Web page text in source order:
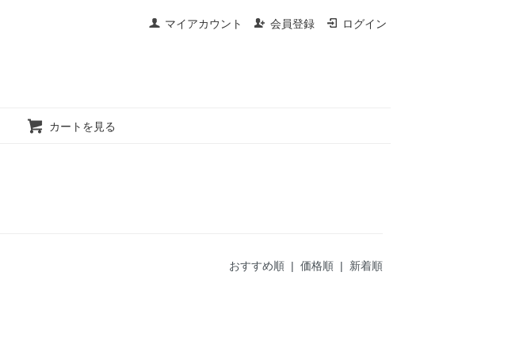
マイアカウント 会員登録 ログイン
カートを見る
おすすめ順 | 価格順 | 新着順